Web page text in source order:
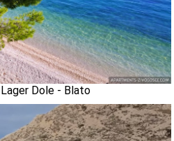
Dole - Blato